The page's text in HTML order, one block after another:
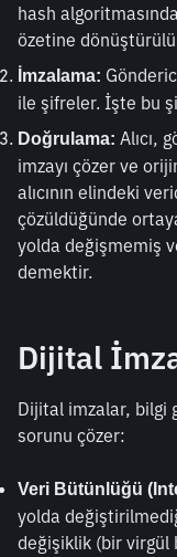
hash
özetine
İmzalama:
ile şifreler. İşte bu
Doğrulama: Alıcı,
imzayı çözer ve
alıcının elindeki
çözüldüğünde
yolda değişmemiş
demektir.
Dijital
Dijital imzalar, bilgi
sorunu çözer:
Veri Bütünlüğü
yolda
değişiklik (bir virgül